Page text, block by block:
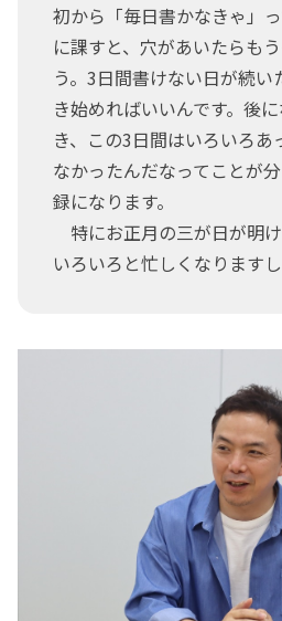
初から「毎日書かなきゃ」
に課すと、穴があいたらも
う。3日間書けない日が続い
き始めればいいんです。後
き、この3日間はいろいろあ
なかったんだなってことが
録になります。
特にお正月の三が日が明け
いろいろと忙しくなりますし